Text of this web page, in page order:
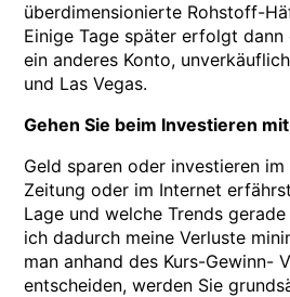
überdimensionierte Rohstoff-
Einige Tage später erfolgt dann
ein anderes Konto,
und Las Vegas.
Gehen Sie beim Investieren
Geld sparen oder investieren
Zeitung oder im Internet
Lage und welche Trends
ich dadurch meine Verluste
man anhand des Kurs-Gewinn-
entscheiden, werden Sie